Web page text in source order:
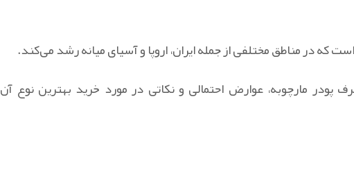
که در مناطق مختلفی از جمله ایران، اروپا و آسیای میانه رشد می‌کند.
پودر مارچوبه، عوارض احتمالی و نکاتی در مورد خرید بهترین نوع آن